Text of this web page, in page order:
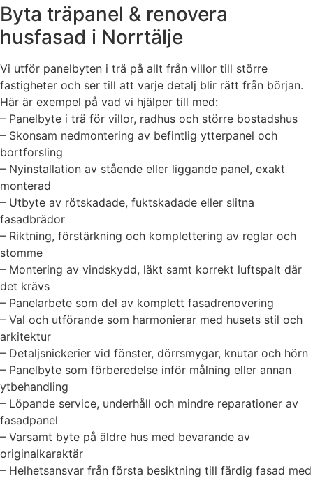
Byta träpanel & renovera
husfasad i Norrtälje
Vi utför panelbyten i trä på allt från villor till större
fastigheter och ser till att varje detalj blir rätt från början.
Här är exempel på vad vi hjälper till med:
– Panelbyte i trä för villor, radhus och större bostadshus
– Skonsam nedmontering av befintlig ytterpanel och
bortforsling
– Nyinstallation av stående eller liggande panel, exakt
monterad
– Utbyte av rötskadade, fuktskadade eller slitna
fasadbrädor
– Riktning, förstärkning och komplettering av reglar och
stomme
– Montering av vindskydd, läkt samt korrekt luftspalt där
det krävs
– Panelarbete som del av komplett fasadrenovering
– Val och utförande som harmonierar med husets stil och
arkitektur
– Detaljsnickerier vid fönster, dörrsmygar, knutar och hörn
– Panelbyte som förberedelse inför målning eller annan
ytbehandling
– Löpande service, underhåll och mindre reparationer av
fasadpanel
– Varsamt byte på äldre hus med bevarande av
originalkaraktär
– Helhetsansvar från första besiktning till färdig fasad med